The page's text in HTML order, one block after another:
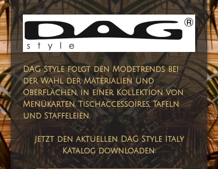
DAG Style folgt den Modetrends bei
der Wahl der Materialien und
Oberflächen, in einer Kollektion von
Menükarten, Tischaccessoires, Tafeln
und Staffeleien.
Jetzt den aktuellen DAG Style Italy
Katalog downloaden: